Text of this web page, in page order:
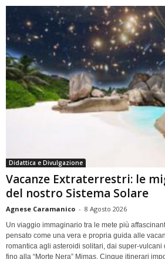
Didattica e Divulgazione
Vacanze Extraterrestri: le
del nostro Sistema Solare
Agnese Caramanico - 8 Agosto 2026
Un viaggio immaginario tra le mete più
pensato come una vera e propria guida alle
romantica agli asteroidi solitari, dai super-vulcani
fino alla “Morte Nera” Mimas. Cinque itinerari